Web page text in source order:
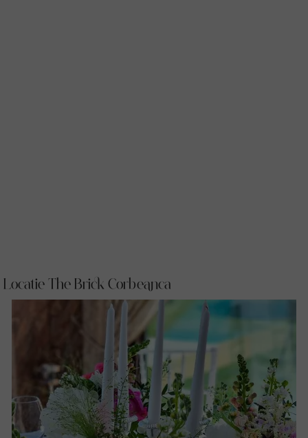
Locatie The Brick Corbeanca